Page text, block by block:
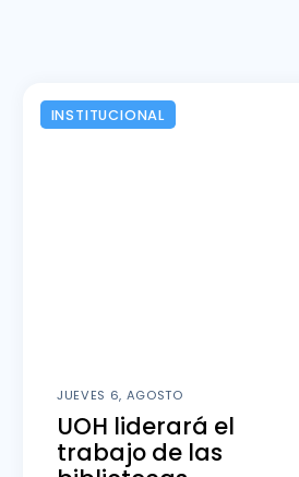
INSTITUCIONAL
JUEVES 6, AGOSTO
UOH liderará el
trabajo de las